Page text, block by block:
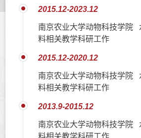
2015.12-2023.12
南京农业大学动物科技学院
料相关教学科研工作
2015.12-2020.12
南京农业大学动物科技学院
料相关教学科研工作
2013.9-2015.12
南京农业大学动物科技学院
料相关教学科研工作